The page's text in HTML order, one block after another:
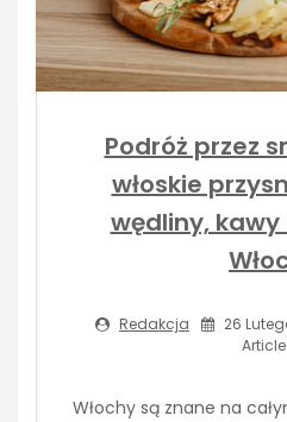
Podróż przez
włoskie
wędliny, kawy
Redakcja 26
Article
Włochy są znane na